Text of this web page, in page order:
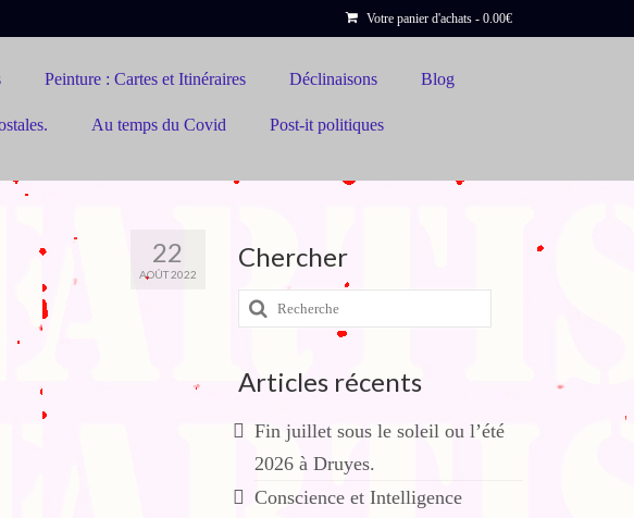
Votre panier d'achats - 0.00€
Peinture : Cartes et Itinéraires Déclinaisons Blog
Au temps du Covid Post-it politiques
22
AOÛT 2022
Chercher
Rechercher
:
Articles récents
Fin juillet sous le soleil ou l’été
2026 à Druyes.
Conscience et Intelligence